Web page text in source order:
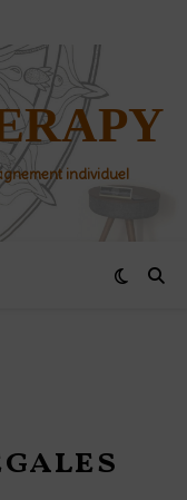
individuel